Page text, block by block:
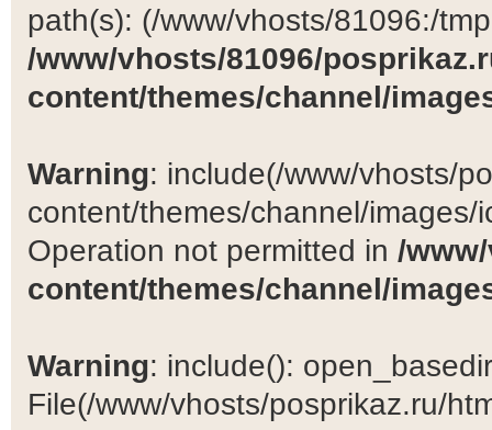
path(s): (/www/vhosts/81096:/
/www/vhosts/81096/
content/themes/channel/
Warning: include(/www/vhosts/
content/themes/channel/
Operation not permitted in /
content/themes/channel/
Warning: include():
File(/www/vhosts/posprikaz.ru/